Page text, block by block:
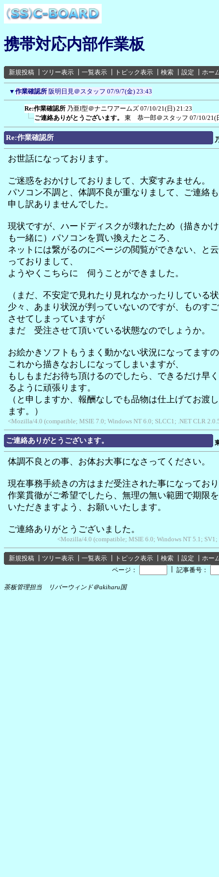
携帯対応内部作業板
新規投稿 ツリー表示 一覧表示 トピック表示 検索 設定 ホー
▼ 作業確認所 阪明日見＠スタッフ 07/9/7(金) 23:43
Re:作業確認所 乃亜I型＠ナニワアームズ 07/10/21(日) 21:23
ご連絡ありがとうございます。
東 恭一郎＠スタッフ 07/10/21(
Re:作業確認所
お世話になっております。
ご迷惑をおかけしておりまして、大変すみません。
パソコン不調と、体調不良が重なりまして、ご連絡
申し訳ありませんでした。
現状ですが、ハードディスクが壊れたため（描きか
も一緒に）パソコンを買い換えたところ、
ネットには繋がるのにページの閲覧ができない、と
っておりまして、
ようやくこちらに 伺うことができました。
（まだ、不安定で見れたり見れなかったりしている
少々、あまり状況が判っていないのですが、ものす
させてしまっていますが
まだ 受注させて頂いている状態なのでしょうか。
お絵かきソフトもうまく動かない状況になってます
これから描きなおしになってしまいますが、
もしもまだお待ち頂けるのでしたら、できるだけ早
るように頑張ります。
（と申しますか、報酬なしでも品物は仕上げてお渡
ます。）
<Mozilla/4.0 (compatible; MSIE 7.0; Windows NT 6.0; SLCC1; .NET CLR
ご連絡ありがとうございます。
体調不良との事、お体お大事になさってください。
現在事務手続きの方はまだ受注された事になってお
作業貫徹がご希望でしたら、無理の無い範囲で期限
いただきますよう、お願いいたします。
ご連絡ありがとうございました。
<Mozilla/4.0 (compatible; MSIE 6.0; Windows NT 5.1;
新規投稿 ツリー表示 一覧表示 トピック表示 検索 設定
ホー
ページ：
記事番号：
茶板管理担当 リバーウィンド＠akiharu国